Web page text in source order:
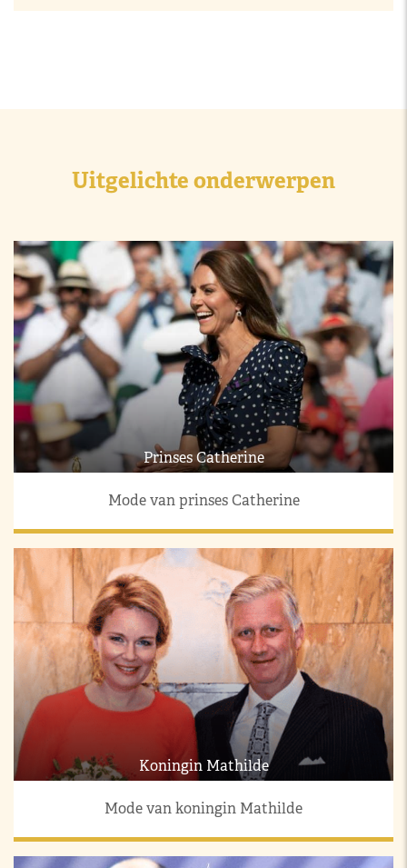
Uitgelichte onderwerpen
Prinses Catherine
Mode van prinses Catherine
Koningin Mathilde
Mode van koningin Mathilde